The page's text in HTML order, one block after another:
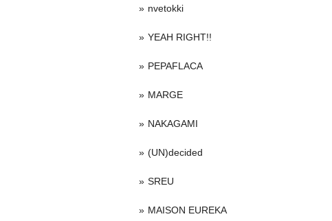
nvetokki
YEAH RIGHT!!
PEPAFLACA
MARGE
NAKAGAMI
(UN)decided
SREU
MAISON EUREKA